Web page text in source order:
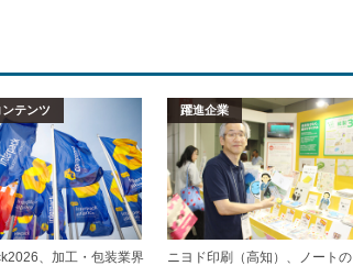
テンツ
、加工・包装業界
躍進企業
ニヨド印刷（高知）、ノートの